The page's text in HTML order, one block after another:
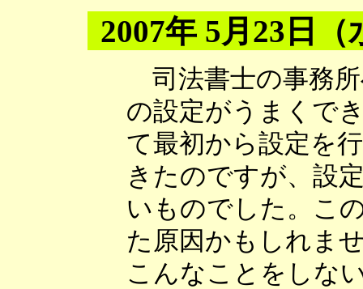
2007年 5月23日（
司法書士の事務
の設定がうまくで
て最初から設定を
きたのですが、設
いものでした。こ
た原因かもしれま
こんなことをしな